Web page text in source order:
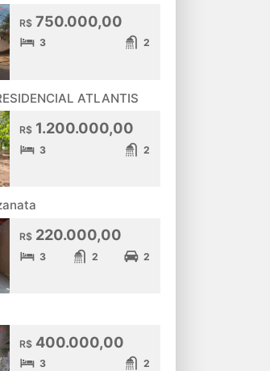
R$750.000,00
3 2
ATLANTIS
R$1.200.000,00
3 2
R$220.000,00
3 2 2
R$400.000,00
3 2